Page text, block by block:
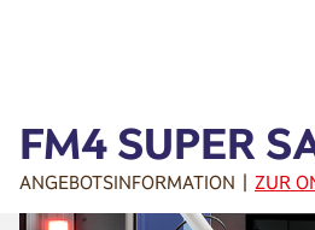
FM4 SUPER
ANGEBOTSINFORMATION | ZUR